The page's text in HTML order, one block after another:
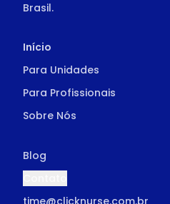
Brasil.
Início
Para Unidades
Para Profissionais
Sobre Nós
Blog
time@clicknurse.com.br